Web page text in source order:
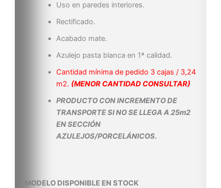
Uso en paredes interiores.
Rectificado.
Acabado mate.
Azulejo pasta blanca en 1ª calidad.
Cantidad mínima de pedido 3 cajas / 3,24
m2. (MENOR CANTIDAD CONSULTAR)
PRODUCTO CON INCREMENTO DE
TRANSPORTE SI NO SE LLEGA A 25m2
EN SECCIÓN
AZULEJOS/PORCELÁNICOS.
MODELO DISPONIBLE EN STOCK